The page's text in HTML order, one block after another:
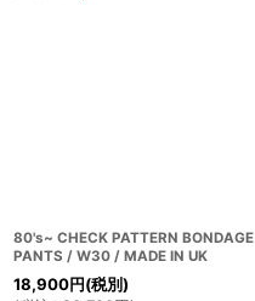
80's~ CHECK PATTERN BONDAGE
PANTS / W30 / MADE IN UK
18,900円(税別)